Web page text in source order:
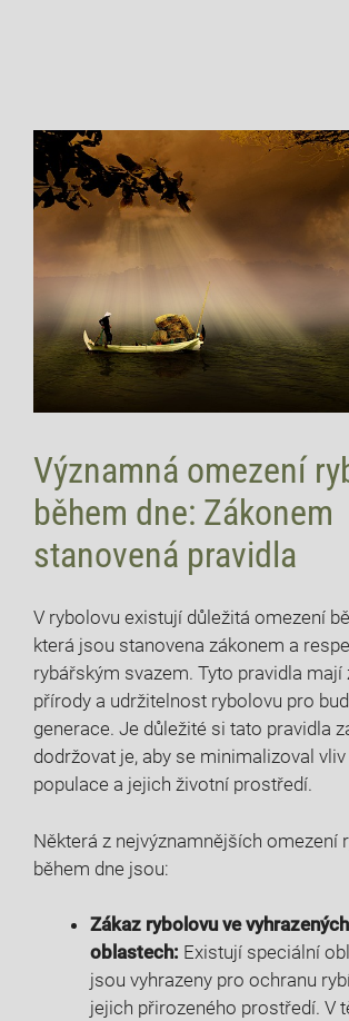
Významná omezení
během dne: Zákonem
stanovená pravidla
V⁢ rybolovu existují důležitá omezení
která jsou stanovena zákonem a
rybářským svazem.⁣ Tyto‌ pravidla‌ mají
přírody a⁢ udržitelnost rybolovu pro
generace. ‍Je důležité si tato pravidla
dodržovat je, ‍aby se minimalizoval
populace a jejich životní prostředí.
Některá z nejvýznamnějších omezení​
během dne jsou:
Zákaz⁢ rybolovu ve
oblastech: Existují speciální
jsou vyhrazeny pro ochranu
⁤jejich přirozeného prostředí. V